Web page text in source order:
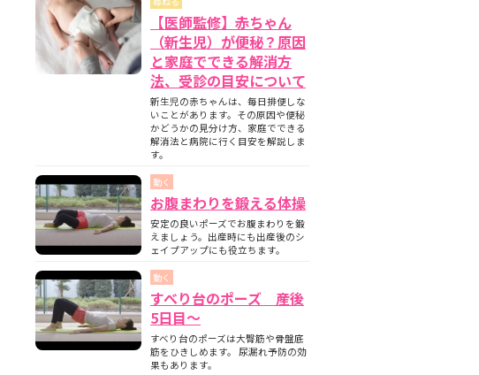
【医師監修】赤ちゃん
（新生児）が便秘？原因
と家庭でできる解消方
法、受診の目安について
新生児の赤ちゃんは、毎日排便しな
いことがあります。その原因や便秘
かどうかの見分け方、家庭でできる
解消法と病院に行く目安を解説しま
す。
動く
お腹まわりを鍛える体操
安定の良いポーズでお腹まわりを鍛
えましょう。出産時にも出産後のシ
ェイプアップにも役立ちます。
動く
すべり台のポーズ 産後
5日目〜
すべり台のポーズは大臀筋や骨盤底
筋をひきしめます。 尿漏れ予防の効
果もあります。